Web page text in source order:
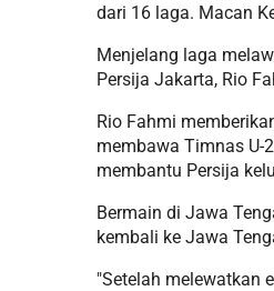
dari 16 laga. Macan
Menjelang laga
Persija Jakarta, Rio
Rio Fahmi
membawa Timnas U-
membantu Persija
Bermain di Jawa
kembali ke Jawa
"Setelah melewatkan